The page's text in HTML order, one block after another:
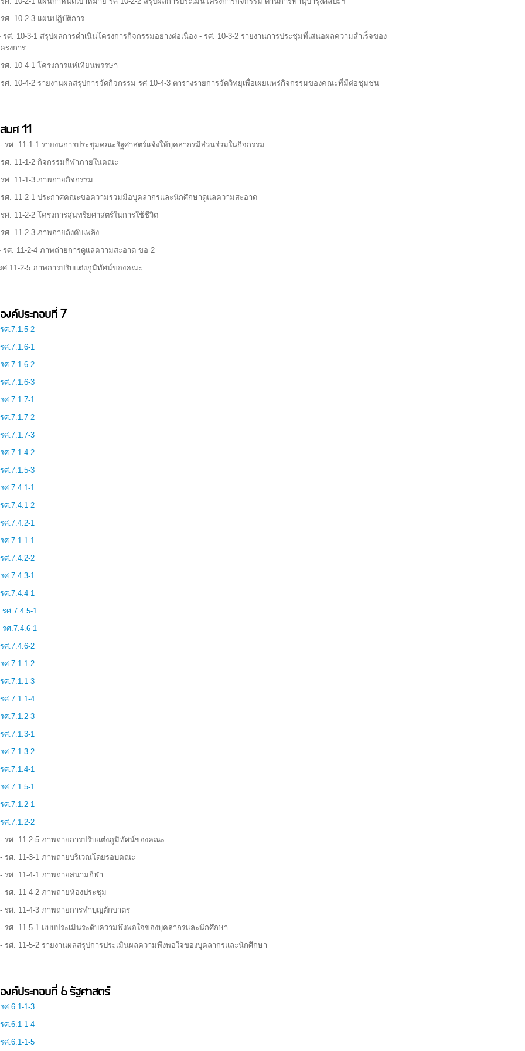
ศ. 10-2-3 แผนปฎิบัติการ
ศ. 10-3-1 สรุปผลการดำเนินโครงการกิจกรรมอย่างต่อเนื่อง - รศ. 10-3-2 รายงานการประชุมที่เสนอผลความสำเร็จของ
รงการ
ศ. 10-4-1 โครงการแห่เทียนพรรษา
ศ. 10-4-2 รายงานผลสรุปการจัดกิจกรรม รศ 10-4-3 ตารางรายการจัดวิทยุเพื่อเผยแพร่กิจกรรมของคณะที่มีต่อชุมชน
สมศ 11
- รศ. 11-1-1 รายงนการประชุมคณะรัฐศาสตร์แจ้งให้บุคลากรมีส่วนร่วมในกิจกรรม
ศ. 11-1-2 กิจกรรมกีฬาภายในคณะ
ศ. 11-1-3 ภาพถ่ายกิจกรรม
ศ. 11-2-1 ประกาศคณะขอความร่วมมือบุคลากรและนักศึกษาดูแลความสะอาด
ศ. 11-2-2 โครงการสุนทรียศาสตร์ในการใช้ชีวิต
ศ. 11-2-3 ภาพถ่ายถังดับเพลิง
ศ. 11-2-4 ภาพถ่ายการดูแลความสะอาด ขอ 2
ศ 11-2-5 ภาพการปรับแต่งภูมิทัศน์ของคณะ
องค์ประกอบที่ 7
รศ.7.1.5-2
รศ.7.1.6-1
รศ.7.1.6-2
รศ.7.1.6-3
รศ.7.1.7-1
รศ.7.1.7-2
รศ.7.1.7-3
รศ.7.1.4-2
รศ.7.1.5-3
รศ.7.4.1-1
รศ.7.4.1-2
รศ.7.4.2-1
รศ.7.1.1-1
รศ.7.4.2-2
รศ.7.4.3-1
รศ.7.4.4-1
รศ.7.4.5-1
รศ.7.4.6-1
รศ.7.4.6-2
รศ.7.1.1-2
รศ.7.1.1-3
รศ.7.1.1-4
รศ.7.1.2-3
รศ.7.1.3-1
รศ.7.1.3-2
รศ.7.1.4-1
รศ.7.1.5-1
รศ.7.1.2-1
รศ.7.1.2-2
- รศ. 11-2-5 ภาพถ่ายการปรับแต่งภูมิทัศน์ของคณะ
- รศ. 11-3-1 ภาพถ่ายบริเวณโดยรอบคณะ
- รศ. 11-4-1 ภาพถ่ายสนามกีฬา
- รศ. 11-4-2 ภาพถ่ายห้องประชุม
- รศ. 11-4-3 ภาพถ่ายการทำบุญตักบาตร
- รศ. 11-5-1 แบบประเมินระดับความพึงพอใจของบุคลากรและนักศึกษา
- รศ. 11-5-2 รายงานผลสรุปการประเมินผลความพึงพอใจของบุคลากรและนักศึกษา
องค์ประกอบที่ 6 รัฐศาสตร์
รศ.6.1-1-3
รศ.6.1-1-4
รศ.6.1-1-5